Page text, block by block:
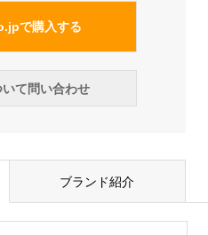
で購入する
て問い合わせ
ブランド紹介